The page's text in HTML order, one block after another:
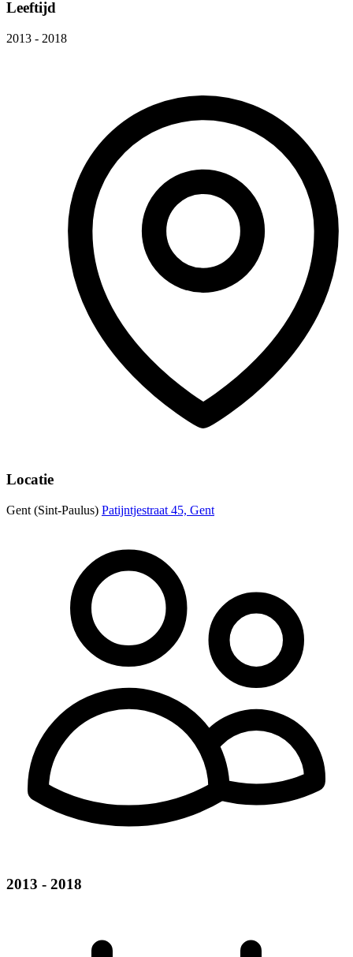
Leeftijd
2013 - 2018
Locatie
Gent (Sint-Paulus) Patijntjestraat 45, Gent
2013 - 2018